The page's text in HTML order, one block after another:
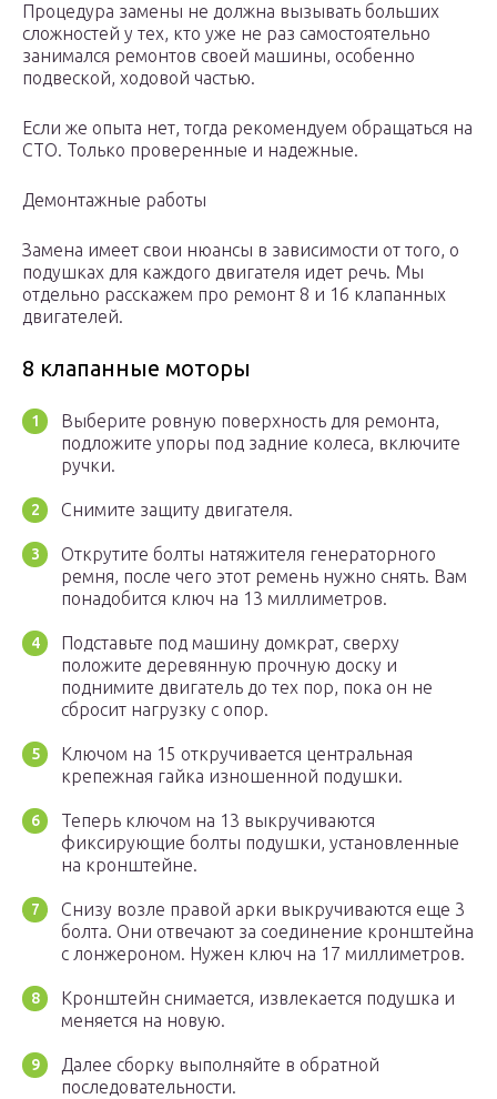
Процедура замены не должна вызывать больших
сложностей у тех, кто уже не раз самостоятельно
занимался ремонтов своей машины, особенно
подвеской, ходовой частью.
Если же опыта нет, тогда рекомендуем обращаться на
СТО. Только проверенные и надежные.
Демонтажные работы
Замена имеет свои нюансы в зависимости от того, о
подушках для каждого двигателя идет речь. Мы
отдельно расскажем про ремонт 8 и 16 клапанных
двигателей.
8 клапанные моторы
Выберите ровную поверхность для ремонта,
подложите упоры под задние колеса, включите
ручки.
Снимите защиту двигателя.
Открутите болты натяжителя генераторного
ремня, после чего этот ремень нужно снять. Вам
понадобится ключ на 13 миллиметров.
Подставьте под машину домкрат, сверху
положите деревянную прочную доску и
поднимите двигатель до тех пор, пока он не
сбросит нагрузку с опор.
Ключом на 15 откручивается центральная
крепежная гайка изношенной подушки.
Теперь ключом на 13 выкручиваются
фиксирующие болты подушки, установленные
на кронштейне.
Снизу возле правой арки выкручиваются еще 3
болта. Они отвечают за соединение кронштейна
с лонжероном. Нужен ключ на 17 миллиметров.
Кронштейн снимается, извлекается подушка и
меняется на новую.
Далее сборку выполняйте в обратной
последовательности.